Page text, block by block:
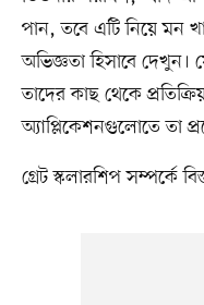
পান, তবে এটি নিয়ে মন
অভিজ্ঞতা হিসাবে
তাদের কাছ থেকে
অ্যাপ্লিকেশনগুলোতে তা
গ্রেট স্কলারশিপ সম্পর্কে